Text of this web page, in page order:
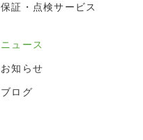
保証・点検サービス
ニュース
お知らせ
ブログ